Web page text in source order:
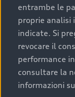
efficienza
componenti
prestazioni
Acquistare
Audi che offre
Scelta :plus,
sottoposto a 110
entrambe le
proprie analisi
indicate. Si
revocare il
performance
consultare la
informazioni